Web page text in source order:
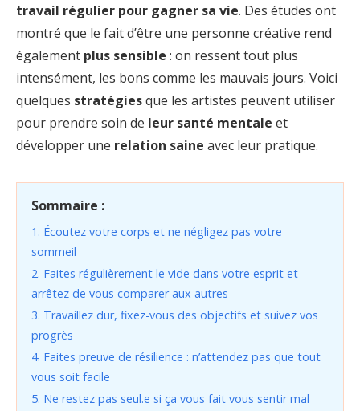
travail régulier pour gagner sa vie. Des études ont
montré que le fait d’être une personne créative rend
également plus sensible : on ressent tout plus
intensément, les bons comme les mauvais jours. Voici
quelques stratégiesque les artistes peuvent utiliser
pour prendre soin de leur santé mentale et
développer une relation saine avec leur pratique.
Sommaire :
1. Écoutez votre corps et ne négligez pas votre
sommeil
2. Faites régulièrement le vide dans votre esprit et
arrêtez de vous comparer aux autres
3. Travaillez dur, fixez-vous des objectifs et suivez vos
progrès
4. Faites preuve de résilience : n’attendez pas que tout
vous soit facile
5. Ne restez pas seul.e si ça vous fait vous sentir mal